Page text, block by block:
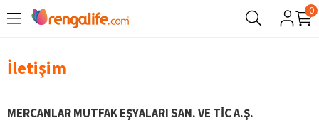
0
İletişim
MERCANLAR MUTFAK EŞYALARI SAN. VE TİC A.Ş.